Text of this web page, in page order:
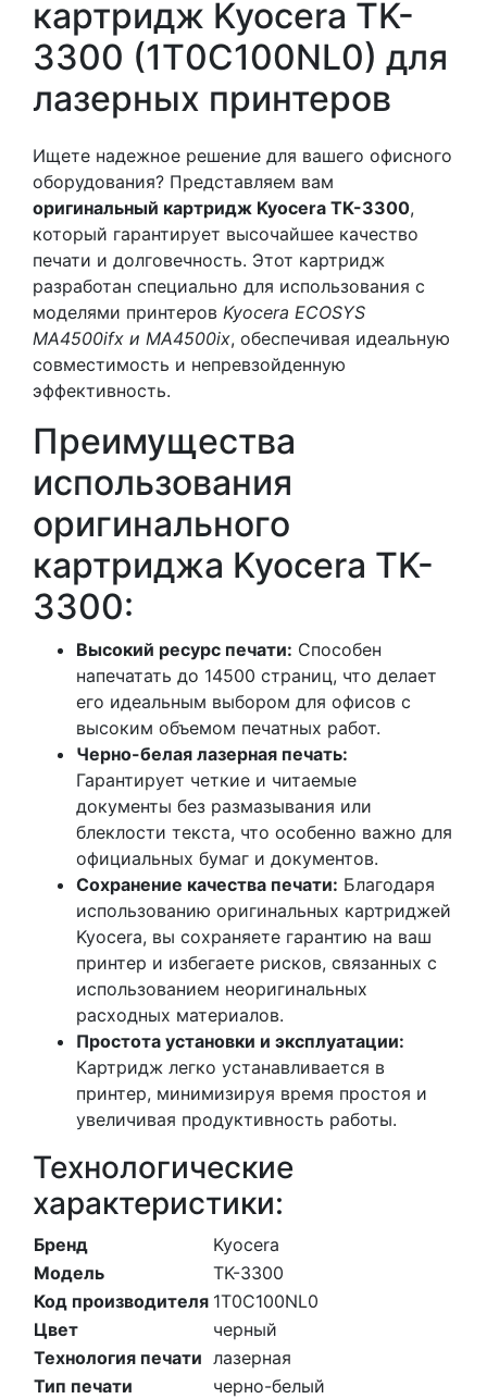
картридж Kyocera TK-
3300 (1T0C100NL0) для
лазерных принтеров
Ищете надежное решение для вашего офисного
оборудования? Представляем вам
оригинальный картридж Kyocera TK-3300,
который гарантирует высочайшее качество
печати и долговечность. Этот картридж
разработан специально для использования с
моделями принтеров Kyocera ECOSYS
MA4500ifx и MA4500ix, обеспечивая идеальную
совместимость и непревзойденную
эффективность.
Преимущества
использования
оригинального
картриджа Kyocera TK-
3300:
Высокий ресурс печати: Способен
напечатать до 14500 страниц, что делает
его идеальным выбором для офисов с
высоким объемом печатных работ.
Черно-белая лазерная печать:
Гарантирует четкие и читаемые
документы без размазывания или
блеклости текста, что особенно важно для
официальных бумаг и документов.
Сохранение качества печати: Благодаря
использованию оригинальных картриджей
Kyocera, вы сохраняете гарантию на ваш
принтер и избегаете рисков, связанных с
использованием неоригинальных
расходных материалов.
Простота установки и эксплуатации:
Картридж легко устанавливается в
принтер, минимизируя время простоя и
увеличивая продуктивность работы.
Технологические
характеристики:
Бренд
Kyocera
Модель
TK-3300
Код производителя 1T0C100NL0
Цвет
черный
Технология печати лазерная
Тип печати
черно-белый